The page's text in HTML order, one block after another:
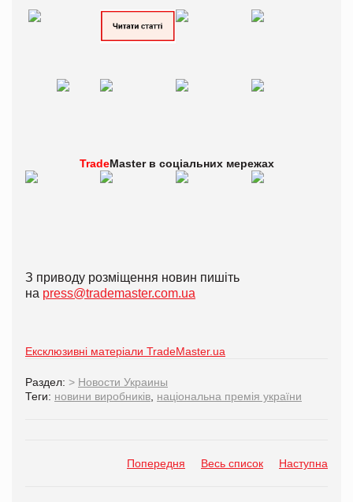
TradeMaster в соціальних мережах
З приводу розміщення новин пишіть
на press@trademaster.com.ua
Ексклюзивні матеріали TradeMaster.ua
Раздел: > Новости Украины
Теги: новини виробників національна премія україни
Попередня Весь список Наступна